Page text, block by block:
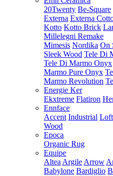
20Twenty Be-Square
Externa Externa
Kotto Kotto Brick
Millelegni Remake
Mimesis Nordika On
Sleek Wood Tele Di
Tele Di Marmo Onyx
Marmo Pure Onyx
Marmo Revolution
Energie Ker
Ekxtreme Flatiron
Ennface
Accent Industrial Loft
Wood
Epoca
Organic Rug
Equipe
Altea Argile Arrow
Babylone Bardiglio